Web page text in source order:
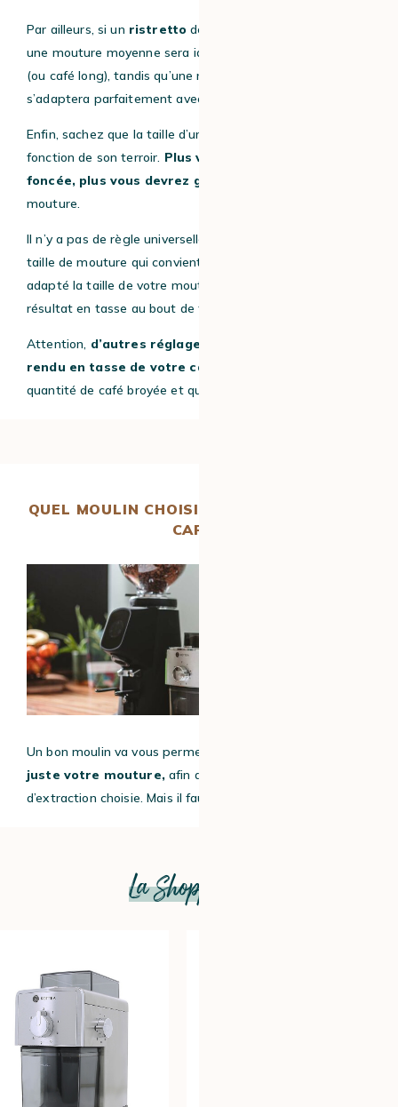
Par ailleurs, si un ristretto demande une mouture fine,
une mouture moyenne sera idéale avec un
(ou café long), tandis qu’une mouture moyenne à fine
s’adaptera parfaitement avec un
Enfin, sachez que la taille d’un grain de café varie en
fonction de son terroir. Plus votre torréfaction sera
foncée, plus vous devrez grossir
mouture.
Il n’y a pas de règle universelle : testez, pour trouver la
taille de mouture qui convient à vos envies ! Après avoir
adapté la taille de votre mouture, vous pourrez juger du
résultat en tasse au bout de trois expressos environ.
Attention, d’autres réglages peuvent influencer le
rendu en tasse de votre café :
quantité de café broyée et quantité d’eau de la boisson.
QUEL MOULIN CHOISIR POUR BROYER MON
CAFÉ ?
Un bon moulin va vous permettre
juste votre mouture,afin de l’adapter à la méthode
d’extraction choisie. Mais il faut aussi l’entretenir !
La Shopping list